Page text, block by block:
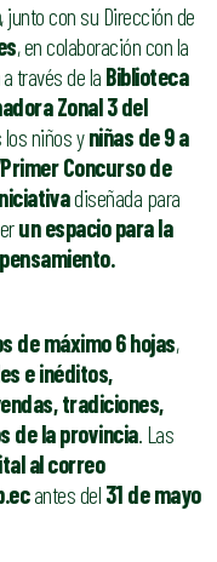
, junto con su Dirección de
, en colaboración con la
a través de la Biblioteca
Zonal 3 del
niños yniñas de 9 a
Concurso de
diseñada para
un espacio para la
de máximo 6 hojas,
e inéditos,
tradiciones,
de la provincia. Las
al correo
antes del 31 de mayo